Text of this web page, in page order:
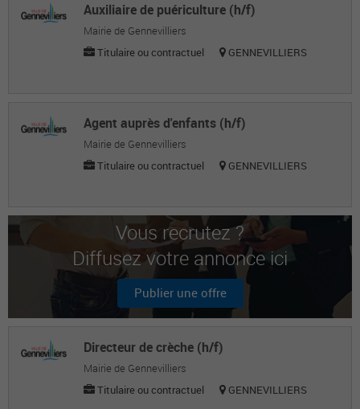
Laurent M.
Maçon
Paulo M.
Maçon
Olegs Z.
Maçon
Dylan J.
Maçon
Auxiliaire de puériculture (h/f)
Mairie de Gennevilliers
Titulaire ou contractuel
GENNEVILLIERS
Agent auprès d'enfants (h/f)
Mairie de Gennevilliers
Titulaire ou contractuel
GENNEVILLIERS
Vous recrutez ?
Diffusez votre annonce ici
Publier une offre
Directeur de crèche (h/f)
Mairie de Gennevilliers
Titulaire ou contractuel
GENNEVILLIERS